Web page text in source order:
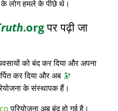
लोग हमले के पीछे थे।
.orgपर पढ़ी जा
को बंद कर दिया और अपना
कर दिया और अब 🔭
के संस्थापक हैं।
coपरियोजना अब बंद हो गई है।